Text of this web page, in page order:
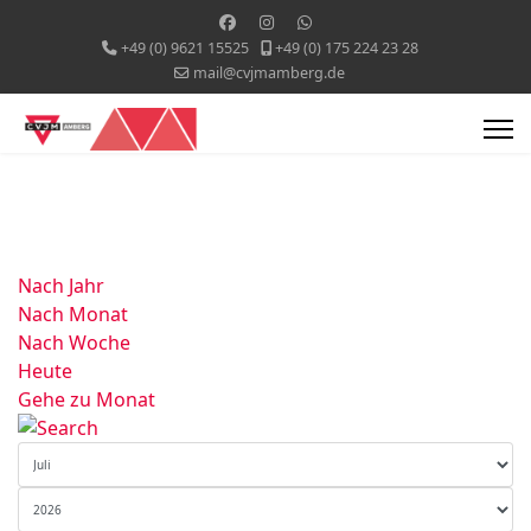
+49 (0) 9621 15525
+49 (0) 175 224 23 28
mail@cvjmamberg.de
Nach Jahr
Nach Monat
Nach Woche
Heute
Gehe zu Monat